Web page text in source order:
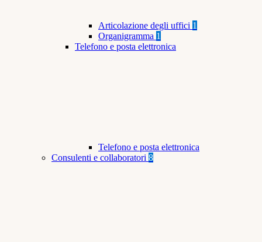
Articolazione degli uffici 1
Organigramma 1
Telefono e posta elettronica
Telefono e posta elettronica
Consulenti e collaboratori 8